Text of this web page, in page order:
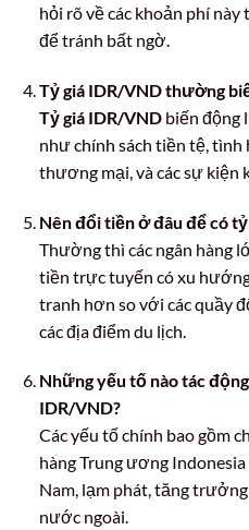
hỏi rõ về các khoản phí
để tránh bất ngờ.
Tỷ giá IDR/VND thường
Tỷ giá IDR/VNDbiến động
như chính sách tiền tệ, tình
thương mại, và các sự kiện
Nên đổi tiền ở đâu để có
Thường thì các ngân hàng
tiền trực tuyến có xu
tranh hơn so với các quầy
các địa điểm du lịch.
Những yếu tố nào tác
IDR/VND?
Các yếu tố chính bao gồm
hàng Trung ương
Nam, lạm phát, tăng
nước ngoài.